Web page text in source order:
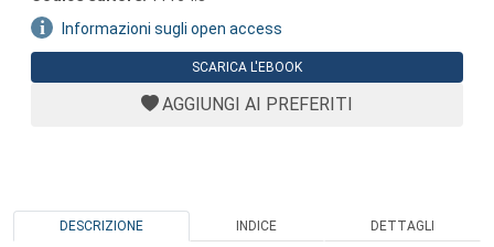
Informazioni sugli open access
SCARICA L'EBOOK
AGGIUNGI AI PREFERITI
DESCRIZIONE INDICE DETTAGLI